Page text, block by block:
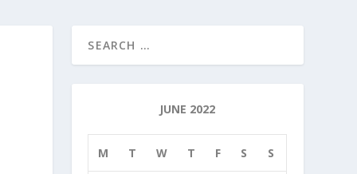
JUNE 2022
M T W T F S S